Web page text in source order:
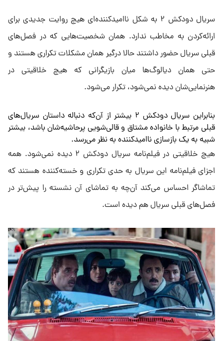
سریال دودکش ۲ به شکل ناامیدکننده‌ای هیچ روایت جدیدی برای
ارائه‌کردن به مخاطب ندارد. همان شخصیت‌هایی که در فصل‌های
قبلی سریال حضور داشتند حالا درگیر همان مشکلات تکراری هستند و
حتی همان دیالوگ‌ها میان بازیگرانی که هیچ خلاقیتی در
هنرنمایی‌شان دیده نمی‌شود، تکرار می‌شود.
بنابراین سریال دودکش ۲ بیشتر از آن‌که دنباله داستان سریال‌های
قبلی مرتبط با خانواده مشتاق و قالی‌شویی پرحاشیه‌شان باشد، بیشتر
شبیه به یک بازسازی ناامیدکننده به نظر می‌رسد.
هیچ خلاقیتی در فیلم‌نامه سریال دودکش ۲ دیده نمی‌شود. همه
اجزای فیلم‌نامه این سریال به حدی تکراری و خسته‌کننده هستند که
تماشاگر احساس می‌کند آن‌چه به تماشای آن نشسته را پیش‌تر در
فصل‌های قبلی سریال هم دیده است.